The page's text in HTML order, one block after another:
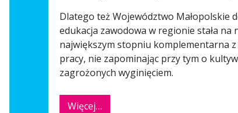
Dlatego też Województwo Małopolskie
edukacja zawodowa w regionie stała na
największym stopniu komplementarna
pracy, nie zapominając przy tym o
zagrożonych wyginięciem.
Więcej…